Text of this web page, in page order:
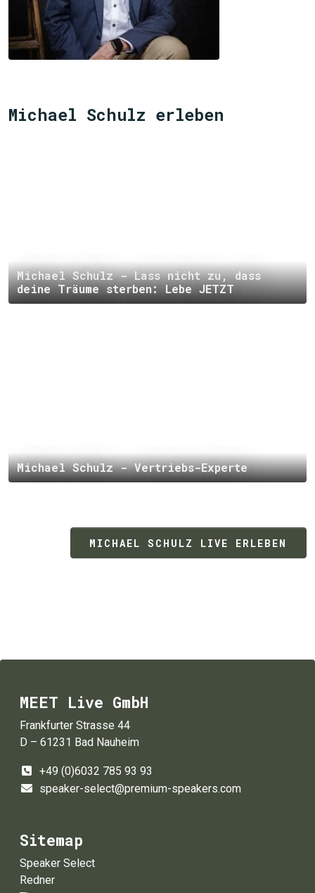
Michael Schulz erleben
Michael Schulz - Lass nicht zu, dass
deine Träume sterben: Lebe JETZT
Michael Schulz - Vertriebs-Experte
MICHAEL SCHULZ LIVE ERLEBEN
MEET Live GmbH
Frankfurter Strasse 44
D – 61231 Bad Nauheim
+49 (0)6032 785 93 93
speaker-select@premium-speakers.com
Sitemap
Speaker Select
Redner